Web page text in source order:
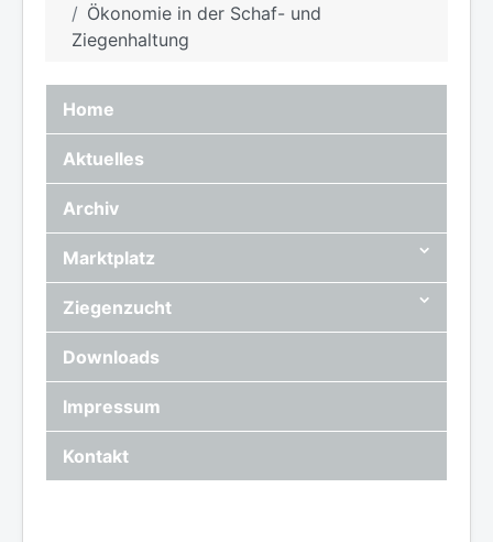
Ökonomie in der Schaf- und
Ziegenhaltung
Home
Aktuelles
Archiv
Marktplatz
Ziegenzucht
Downloads
Impressum
Kontakt